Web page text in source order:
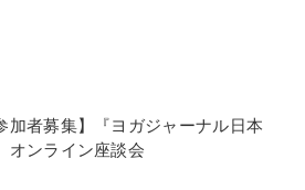
加者募集】『ヨガジャーナル日本
オンライン座談会